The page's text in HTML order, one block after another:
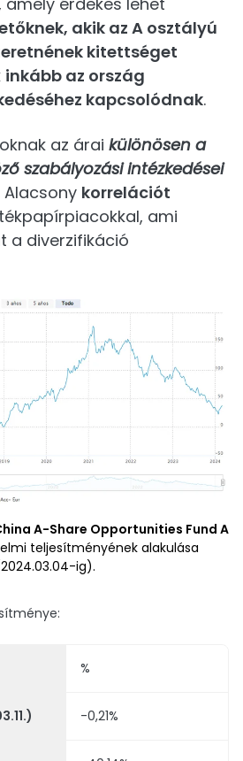
akik az A osztályú
kitettséget
inkább az ország
kapcsolódnak.
az árai különösen a
szabályozási intézkedései
Alacsony korrelációt
ami
a diverzifikáció
A-Share Opportunities Fund A
teljesítményének alakulása
ig).
%
-0,21%